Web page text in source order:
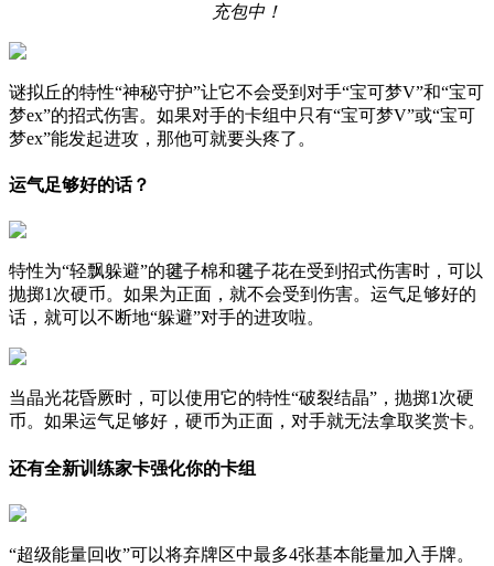
充包中！
谜拟丘的特性“神秘守护”让它不会受到对手“宝可梦V”和“宝可
梦ex”的招式伤害。如果对手的卡组中只有“宝可梦V”或“宝可
梦ex”能发起进攻，那他可就要头疼了。
运气足够好的话？
特性为“轻飘躲避”的毽子棉和毽子花在受到招式伤害时，可以
抛掷1次硬币。如果为正面，就不会受到伤害。运气足够好的
话，就可以不断地“躲避”对手的进攻啦。
当晶光花昏厥时，可以使用它的特性“破裂结晶”，抛掷1次硬
币。如果运气足够好，硬币为正面，对手就无法拿取奖赏卡。
还有全新训练家卡强化你的卡组
“超级能量回收”可以将弃牌区中最多4张基本能量加入手牌。